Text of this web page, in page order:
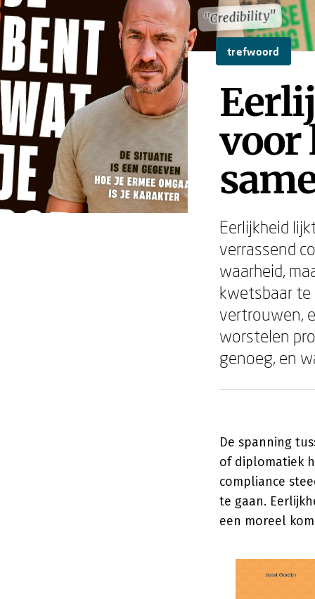
"Credibility"
"Credibility"
trefwoord
voor
Eerlijkheid
verrassend
waarheid,
kwetsbaar te
vertrouwen,
worstelen
genoeg, en
De spanning
of diplomatiek
compliance
te gaan.
een moreel